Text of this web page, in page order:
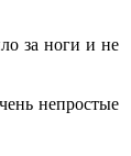
за ноги и не
непростые